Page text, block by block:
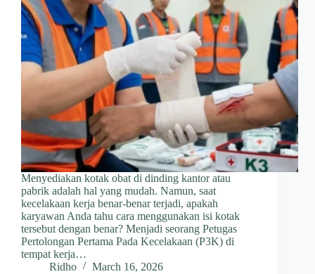
Menyediakan kotak obat di dinding kantor atau
pabrik adalah hal yang mudah. Namun, saat
kecelakaan kerja benar-benar terjadi, apakah
karyawan Anda tahu cara menggunakan isi kotak
tersebut dengan benar? Menjadi seorang Petugas
Pertolongan Pertama Pada Kecelakaan (P3K) di
tempat kerja…
Ridho
March 16, 2026